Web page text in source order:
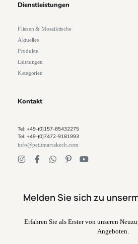
Dienstleistungen
Fliesen & Mosaiktische
Aktuelles
Produkte
Leistungen
Kategorien
Kontakt
Tel: +49-(0)157-85432275
Tel: +49-(0)7472-9181993
info@petitmarrakech.com
Melden Sie sich zu
Erfahren Sie als Erster von unseren
Angeboten.